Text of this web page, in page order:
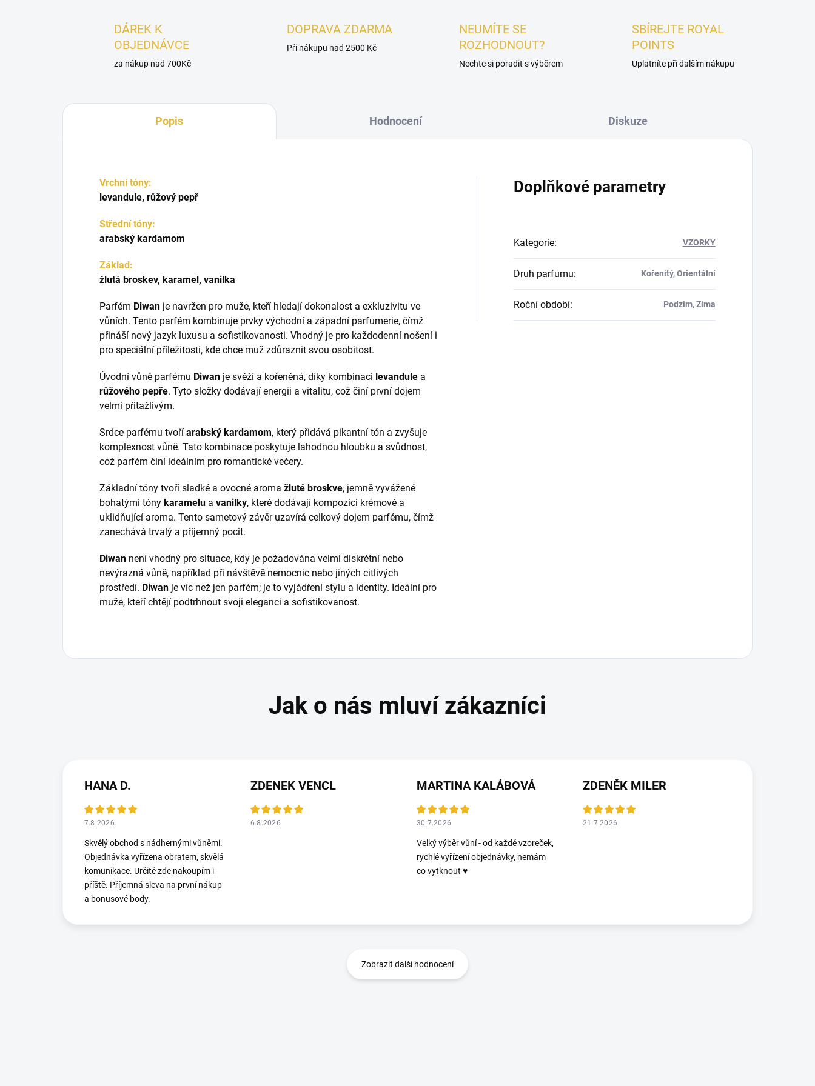
DÁREK K
OBJEDNÁVCE
za nákup nad 700Kč
DOPRAVA ZDARMA
Při nákupu nad 2500 Kč
NEUMÍTE SE
ROZHODNOUT?
Nechte si poradit s výběrem
SBÍREJTE ROYAL
POINTS
Uplatníte při dalším nákupu
Popis Hodnocení Diskuze
Vrchní tóny:
levandule, růžový pepř
Střední tóny:
arabský kardamom
Základ:
žlutá broskev, karamel, vanilka
Parfém Diwan je navržen pro muže, kteří hledají dokonalost a exkluzivitu ve
vůních. Tento parfém kombinuje prvky východní a západní parfumerie, čímž
přináší nový jazyk luxusu a sofistikovanosti. Vhodný je pro každodenní nošení i
pro speciální příležitosti, kde chce muž zdůraznit svou osobitost.
Úvodní vůně parfému Diwan je svěží a kořeněná, díky kombinaci levandule a
růžového pepře. Tyto složky dodávají energii a vitalitu, což činí první dojem
velmi přitažlivým.
Srdce parfému tvoří arabský kardamom, který přidává pikantní tón a zvyšuje
komplexnost vůně. Tato kombinace poskytuje lahodnou hloubku a svůdnost,
což parfém činí ideálním pro romantické večery.
Základní tóny tvoří sladké a ovocné aroma žluté broskve, jemně vyvážené
bohatými tóny karamelu a vanilky, které dodávají kompozici krémové a
uklidňující aroma. Tento sametový závěr uzavírá celkový dojem parfému, čímž
zanechává trvalý a příjemný pocit.
Diwan není vhodný pro situace, kdy je požadována velmi diskrétní nebo
nevýrazná vůně, například při návštěvě nemocnic nebo jiných citlivých
prostředí. Diwan je víc než jen parfém; je to vyjádření stylu a identity. Ideální pro
muže, kteří chtějí podtrhnout svoji eleganci a sofistikovanost.
Doplňkové parametry
Kategorie: VZORKY
Druh parfumu: Kořenitý, Orientální
Roční období: Podzim, Zima
HANA D.
7.8.2026
Skvělý obchod s nádhernými vůněmi.
Objednávka vyřízena obratem, skvělá
komunikace. Určitě zde nakoupím i
příště. Příjemná sleva na první nákup
a bonusové body.
ZDENEK VENCL
6.8.2026
MARTINA KALÁBOVÁ
30.7.2026
Velký výběr vůní - od každé vzoreček,
rychlé vyřízení objednávky, nemám
co vytknout ♥️
ZDENĚK MILER
21.7.2026
Zobrazit další hodnocení